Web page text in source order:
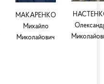
МАКАРЕНКО
Михайло
Миколайович